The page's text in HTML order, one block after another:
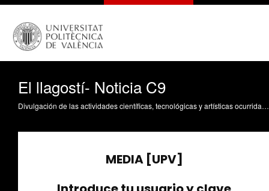
El llagostí- Noticia C9
Divulgación de las actividades científicas, tecnológicas y artísticas ocurridas en los tres campus de la UPV